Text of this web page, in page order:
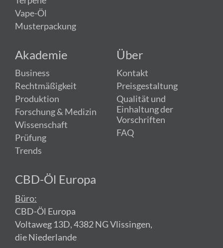
Vape-Öl
Musterpackung
Akademie
Business
Rechtmäßigkeit
Produktion
Forschung & Medizin
Wissenschaft
Prüfung
Trends
Über
Kontakt
Preisgestaltung
Qualität und
Einhaltung der
Vorschriften
FAQ
CBD-Öl Europa
Büro:
CBD-Öl Europa
Voltaweg 13D, 4382 NG Vlissingen,
die Niederlande